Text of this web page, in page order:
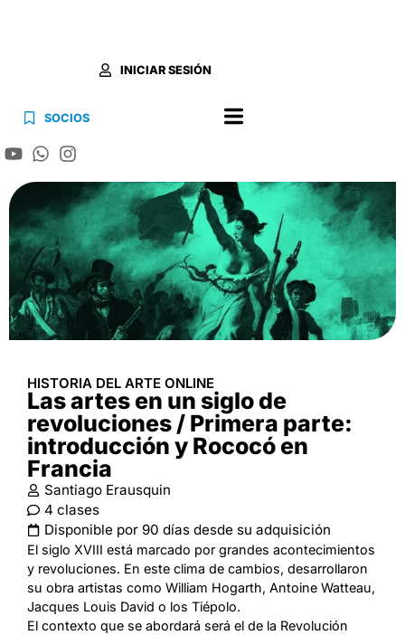
SOCIOS
INICIAR SESIÓN
HISTORIA DEL ARTE ONLINE
Las artes en un siglo de
revoluciones / Primera parte:
introducción y Rococó en
Francia
Santiago Erausquin
4 clases
Disponible por 90 días desde su adquisición
El siglo XVIII está marcado por grandes acontecimientos
y revoluciones. En este clima de cambios, desarrollaron
su obra artistas como William Hogarth, Antoine Watteau,
Jacques Louis David o los Tiépolo.
El contexto que se abordará será el de la Revolución